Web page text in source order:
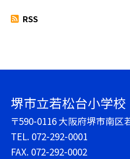
RSS
堺市立若松台小学校
〒590-0116 大阪府堺市南区
TEL. 072-292-0001
FAX. 072-292-0002